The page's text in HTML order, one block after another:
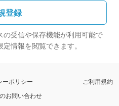
登録
受信や保存機能が利用可能で
定情報を閲覧できます。
ーポリシー
ご利用規約
お問い合わせ